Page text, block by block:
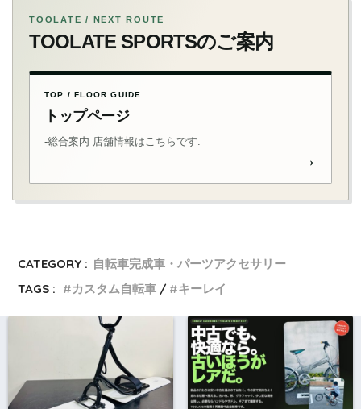
TOOLATE / NEXT ROUTE
TOOLATE SPORTSのご案内
TOP / FLOOR GUIDE
トップページ
-総合案内 店舗情報はこちらです.
→
CATEGORY : 自転車完成車・パーツアクセサリー
TAGS :
カスタム自転車 キーレイ